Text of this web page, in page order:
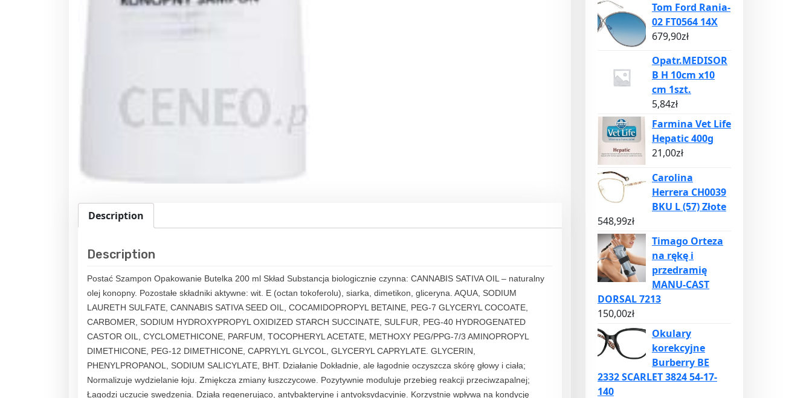
Description
Description
Postać Szampon Opakowanie Butelka 200 ml Skład Substancja biologicznie czynna: CANNABIS SATIVA OIL – naturalny
olej konopny. Pozostałe składniki aktywne: wit. E (octan tokoferolu), siarka, dimetikon, gliceryna. AQUA, SODIUM
LAURETH SULFATE, CANNABIS SATIVA SEED OIL, COCAMIDOPROPYL BETAINE, PEG-7 GLYCERYL COCOATE,
CARBOMER, SODIUM HYDROXYPROPYL OXIDIZED STARCH SUCCINATE, SULFUR, PEG-40 HYDROGENATED
CASTOR OIL, CYCLOMETHICONE, PARFUM, TOCOPHERYL ACETATE, METHOXY PEG/PPG-7/3 AMINOPROPYL
DIMETHICONE, PEG-12 DIMETHICONE, CAPRYLYL GLYCOL, GLYCERYL CAPRYLATE. GLYCERIN,
PHENYLPROPANOL, SODIUM SALICYLATE, BHT. Działanie Dokładnie, ale łagodnie oczyszcza skórę głowy i ciała;
Normalizuje wydzielanie łoju. Zmiękcza zmiany łuszczycowe. Pozytywnie moduluje przebieg reakcji przeciwzapalnej;
Łagodzi uczucie swędzenia. Działa regenerująco, antybakteryjne i antyoksydacyjnie. Korzystnie wpływa na kondycję
Tom Ford Rania-
02 FT0564 14X
679,90zł
Opatr.MEDISOR
B H 10cm x10
cm 1szt.
5,84zł
Farmina Vet Life
Hepatic 400g
21,00zł
Carolina
Herrera CH0039
BKU L (57) Złote
548,99zł
Timago Orteza
na rękę i
przedramię
MANU-CAST
DORSAL 7213
150,00zł
Okulary
korekcyjne
Burberry BE
2332 SCARLET 3824 54-17-
140